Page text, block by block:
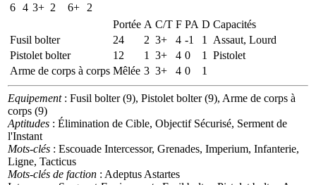
6 4 3+ 2 6+
2
Portée A C/T F PA D Capacités
Fusil bolter
24 2 3+ 4 -1 1
Assaut, Lourd
Pistolet bolter
12 1 3+ 4 0 1
Pistolet
Arme de corps à corps Mêlée 3 3+ 4 0 1
Equipement: Fusil bolter (9), Pistolet bolter (9), Arme de corps à
corps (9)
Aptitudes : Élimination de Cible, Objectif Sécurisé, Serment de
l'Instant
Mots-clés : Escouade Intercessor, Grenades, Imperium, Infanterie,
Ligne, Tacticus
Mots-clés de faction : Adeptus Astartes